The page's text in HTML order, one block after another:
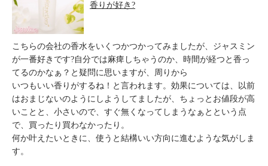
香りが好き?
こちらの会社の香水をいくつかつかってみましたが、ジャスミン
が一番好きです?自分では麻痺しちゃうのか、時間が経つと香っ
てるのかなぁ？と疑問に思いますが、周りから
いつもいい香りがするね！と言われます。効果については、以前
はおまじないのようにしようしてましたが、ちょっとお値段が高
いことと、小さいので、すぐ無くなってしまうなぁとという点
で、買ったり買わなかったり。
何か叶えたいときに、使うと結構いい方向に進むような気がしま
す。